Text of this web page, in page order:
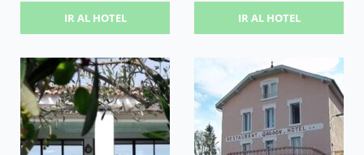
IR AL HOTEL IR AL HOTEL